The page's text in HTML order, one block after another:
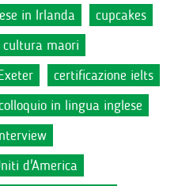
in Irlanda
cupcakes
cultura maori
certificazione ielts
in lingua inglese
d'America